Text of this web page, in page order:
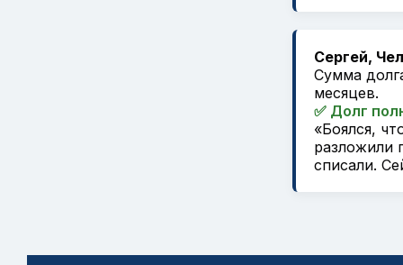
Сергей,
Сумма
месяцев.
✅ Долг
«Боялся,
разложили
списали.